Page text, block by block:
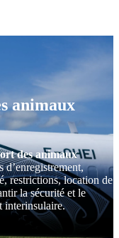
animaux
des animaux
restrictions, location de
la sécurité et le
interinsulaire.